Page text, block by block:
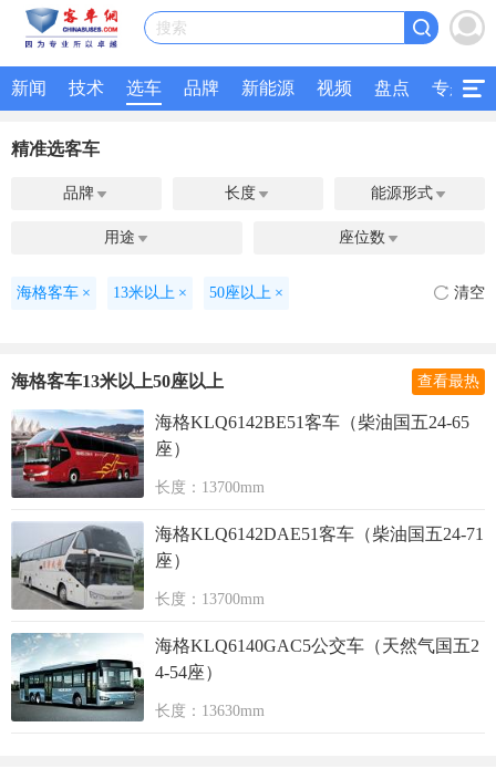
搜索
新闻 技术 选车 品牌 新能源 视频 盘点 专题
精准选客车
品牌  长度  能源形式 
用途  座位数 
海格客车 × 13米以上 × 50座以上 × 清空
海格客车13米以上50座以上 查看最热
海格KLQ6142BE51客车（柴油国五24-65
座）
长度：13700mm
海格KLQ6142DAE51客车（柴油国五24-71
座）
长度：13700mm
海格KLQ6140GAC5公交车（天然气国五2
4-54座）
长度：13630mm